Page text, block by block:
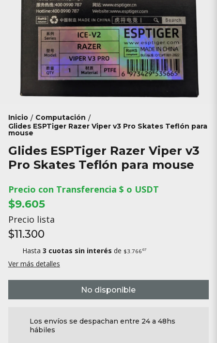
Inicio / Computación /
Glides ESPTiger Razer Viper v3 Pro Skates Teflón para
mouse
Glides ESPTiger Razer Viper v3
Pro Skates Teflón para mouse
Precio con Transferencia $ o USDT
$9.605
Precio lista
$11.300
Hasta 3 cuotas sin interés de $3.766 67
Ver más detalles
No disponible
Los envíos se despachan entre 24 a 48hs
hábiles